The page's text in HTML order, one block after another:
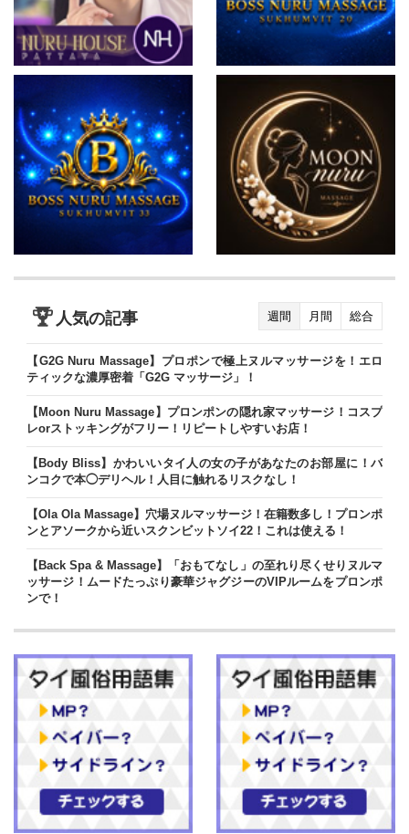
人気の記事 週間 月間 総合
【G2G Nuru Massage】プロポンで極上ヌルマッサージを！エロ
ティックな濃厚密着「G2G マッサージ」！
【Moon Nuru Massage】プロンポンの隠れ家マッサージ！コスプ
レorストッキングがフリー！リピートしやすいお店！
【Body Bliss】かわいいタイ人の女の子があなたのお部屋に！バ
ンコクで本◯デリヘル！人目に触れるリスクなし！
【Ola Ola Massage】穴場ヌルマッサージ！在籍数多し！プロンポ
ンとアソークから近いスクンビットソイ22！これは使える！
【Back Spa & Massage】「おもてなし」の至れり尽くせりヌルマ
ッサージ！ムードたっぷり豪華ジャグジーのVIPルームをプロンポ
ンで！